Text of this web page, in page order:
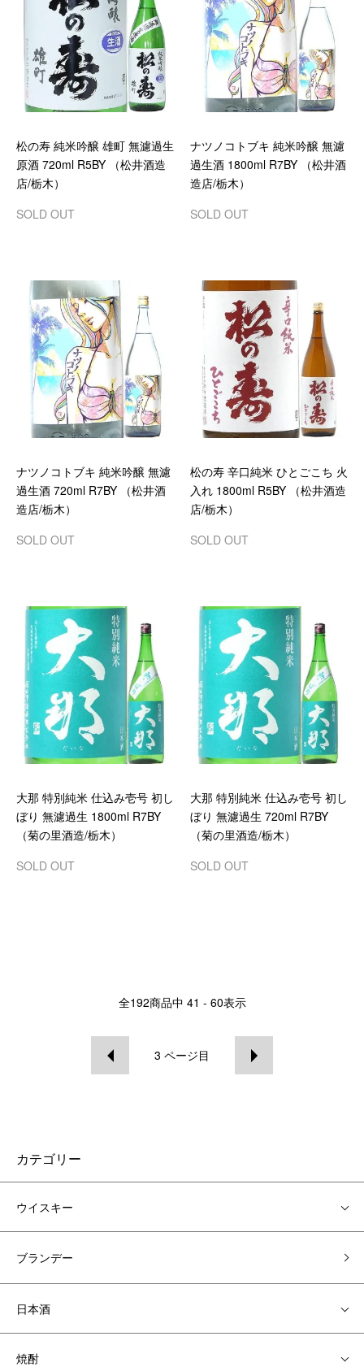
松の寿 純米吟醸 雄町 無濾過生
原酒 720ml R5BY （松井酒造
店/栃木）
SOLD OUT
ナツノコトブキ 純米吟醸 無濾
過生酒 1800ml R7BY （松井酒
造店/栃木）
SOLD OUT
ナツノコトブキ 純米吟醸 無濾
過生酒 720ml R7BY （松井酒
造店/栃木）
SOLD OUT
松の寿 辛口純米 ひとごこち 火
入れ 1800ml R5BY （松井酒造
店/栃木）
SOLD OUT
大那 特別純米 仕込み壱号 初し
ぼり 無濾過生 1800ml R7BY
（菊の里酒造/栃木）
SOLD OUT
大那 特別純米 仕込み壱号 初し
ぼり 無濾過生 720ml R7BY
（菊の里酒造/栃木）
SOLD OUT
全192商品中 41 - 60表示
3 ページ目
カテゴリー
ウイスキー
ブランデー
日本酒
焼酎